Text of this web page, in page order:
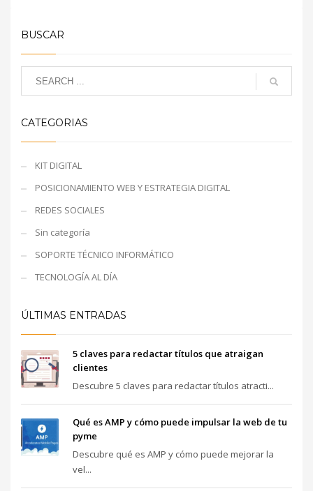
BUSCAR
CATEGORIAS
KIT DIGITAL
POSICIONAMIENTO WEB Y ESTRATEGIA DIGITAL
REDES SOCIALES
Sin categoría
SOPORTE TÉCNICO INFORMÁTICO
TECNOLOGÍA AL DÍA
ÚLTIMAS ENTRADAS
5 claves para redactar títulos que atraigan
clientes
Descubre 5 claves para redactar títulos atracti...
Qué es AMP y cómo puede impulsar la web de tu
pyme
Descubre qué es AMP y cómo puede mejorar la
vel...